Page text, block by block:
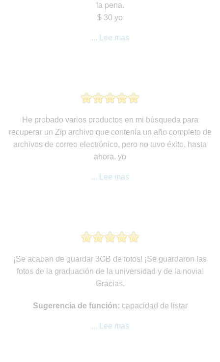
la pena.
$ 30 yo
... Lee mas
He probado varios productos en mi búsqueda para
recuperar un Zip archivo que contenía un año completo de
archivos de correo electrónico, pero no tuvo éxito, hasta
ahora. yo
... Lee mas
¡Se acaban de guardar 3GB de fotos! ¡Se guardaron las
fotos de la graduación de la universidad y de la novia!
Gracias.
Sugerencia de función: capacidad de listar
... Lee mas